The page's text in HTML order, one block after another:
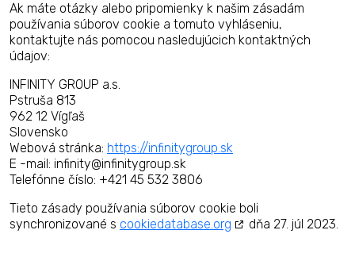
Ak máte otázky alebo pripomienky k našim zásadám
používania súborov cookie a tomuto vyhláseniu,
kontaktujte nás pomocou nasledujúcich kontaktných
údajov:
INFINITY GROUP a.s.
Pstruša 813
962 12 Vígľaš
Slovensko
Webová stránka: https://infinitygroup.sk
E -mail: ks.puorgytinifni@ytinifni
Telefónne číslo: +421 45 532 3806
Tieto zásady používania súborov cookie boli
synchronizované s cookiedatabase.org dňa 27. júl 2023.